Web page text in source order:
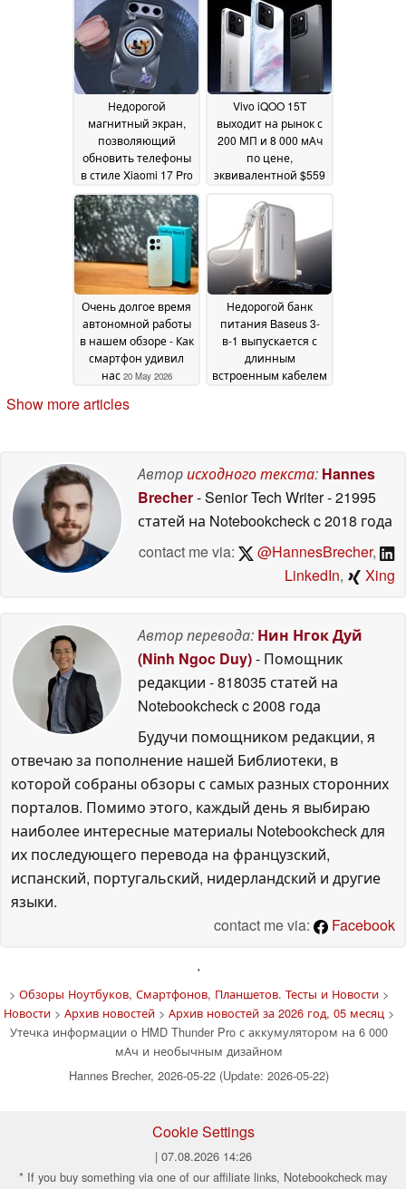
Недорогой
магнитный экран,
позволяющий
обновить телефоны
в стиле Xiaomi 17 Pro
20 May 2026
Vivo iQOO 15T
выходит на рынок с
200 МП и 8 000 мАч
по цене,
эквивалентной $559
Очень долгое время
автономной работы
в нашем обзоре - Как
смартфон удивил
нас 20 May 2026
Недорогой банк
питания Baseus 3-
в-1 выпускается с
длинным
встроенным кабелем
Show more articles
Авторисходного текста: Hannes
Brecher- Senior Tech Writer- 21995
статей на Notebookcheckc 2018 года
contact me via:
@HannesBrecher,
LinkedIn, Xing
Автор перевода: Нин Нгок Дуй
(Ninh Ngoc Duy)- Помощник
редакции - 818035 статей на
Notebookcheckc 2008 года
Будучи помощником редакции, я
отвечаю за пополнение нашей Библиотеки, в
которой собраны обзоры с самых разных сторонних
порталов. Помимо этого, каждый день я выбираю
наиболее интересные материалы Notebookcheck для
их последующего перевода на французский,
испанский, португальский, нидерландский и другие
языки.
contact me via:
Facebook
'
> Обзоры Ноутбуков, Смартфонов, Планшетов. Тесты и Новости>
Новости> Архив новостей> Архив новостей за 2026 год, 05 месяц>
Утечка информации о HMD Thunder Pro с аккумулятором на 6 000
мАч и необычным дизайном
Hannes Brecher, 2026-05-22 (Update: 2026-05-22)
Cookie Settings
| 07.08.2026 14:26
* If you buy something via one of our affiliate links, Notebookcheck may